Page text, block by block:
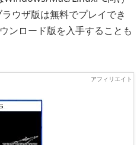
ウザ版は無料でプレイでき
ンロード版を入手することも